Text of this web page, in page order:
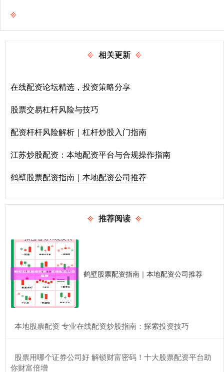
相关更新
在线配资论坛精选，投资策略分享
股票交易杠杆风险与技巧
配资杆杆风险解析｜杠杆炒股入门指南
江苏炒股配资：本地配资平台与合规操作指南
鹤壁股票配资指南｜本地配资公司推荐
推荐阅读
鹤壁股票配资指南｜本地配资公司推荐
​本地股票配资 专业在线配资炒股指南：探索投资技巧
​股票用哪个证券公司好 解锁财富密码！十大股票配资平台助
你财富倍增